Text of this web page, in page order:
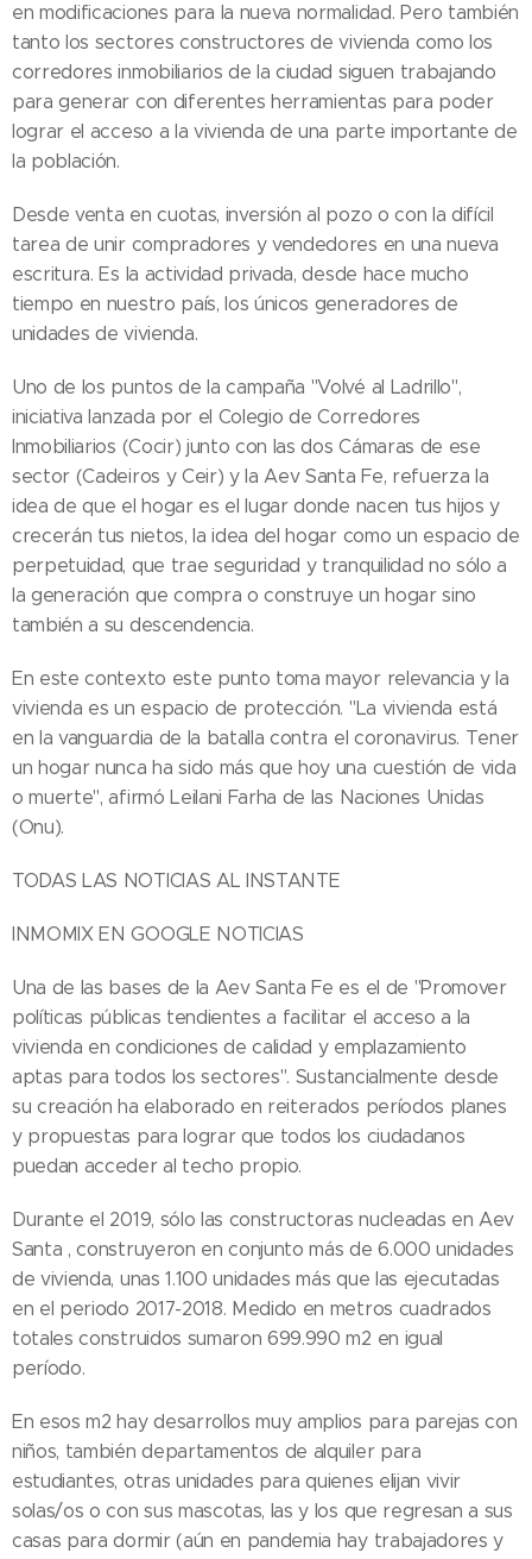
en modificaciones para la nueva normalidad. Pero también
tanto los sectores constructores de vivienda como los
corredores inmobiliarios de la ciudad siguen trabajando
para generar con diferentes herramientas para poder
lograr el acceso a la vivienda de una parte importante de
la población.
Desde venta en cuotas, inversión al pozo o con la difícil
tarea de unir compradores y vendedores en una nueva
escritura. Es la actividad privada, desde hace mucho
tiempo en nuestro país, los únicos generadores de
unidades de vivienda.
Uno de los puntos de la campaña "Volvé al Ladrillo",
iniciativa lanzada por el Colegio de Corredores
Inmobiliarios (Cocir) junto con las dos Cámaras de ese
sector (Cadeiros y Ceir) y la Aev Santa Fe, refuerza la
idea de que el hogar es el lugar donde nacen tus hijos y
crecerán tus nietos, la idea del hogar como un espacio de
perpetuidad, que trae seguridad y tranquilidad no sólo a
la generación que compra o construye un hogar sino
también a su descendencia.
En este contexto este punto toma mayor relevancia y la
vivienda es un espacio de protección. "La vivienda está
en la vanguardia de la batalla contra el coronavirus. Tener
un hogar nunca ha sido más que hoy una cuestión de vida
o muerte", afirmó Leilani Farha de las Naciones Unidas
(Onu).
TODAS LAS NOTICIAS AL INSTANTE
INMOMIX EN GOOGLE NOTICIAS
Una de las bases de la Aev Santa Fe es el de "Promover
políticas públicas tendientes a facilitar el acceso a la
vivienda en condiciones de calidad y emplazamiento
aptas para todos los sectores". Sustancialmente desde
su creación ha elaborado en reiterados períodos planes
y propuestas para lograr que todos los ciudadanos
puedan acceder al techo propio.
Durante el 2019, sólo las constructoras nucleadas en Aev
Santa , construyeron en conjunto más de 6.000 unidades
de vivienda, unas 1.100 unidades más que las ejecutadas
en el periodo 2017-2018. Medido en metros cuadrados
totales construidos sumaron 699.990 m2 en igual
período.
En esos m2 hay desarrollos muy amplios para parejas con
niños, también departamentos de alquiler para
estudiantes, otras unidades para quienes elijan vivir
solas/os o con sus mascotas, las y los que regresan a sus
casas para dormir (aún en pandemia hay trabajadores y